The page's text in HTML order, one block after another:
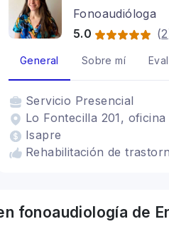
Fonoaudióloga
5.0
(2
General Sobre mí
Servicio Presencial
Lo Fontecilla 201,
Isapre
Rehabilitación de
fonoaudiología de